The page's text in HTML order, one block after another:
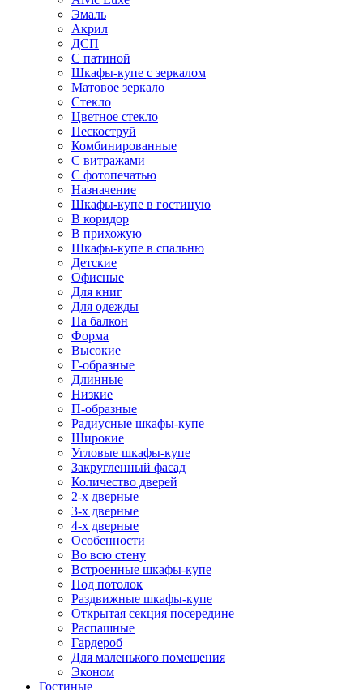
Эмаль
Акрил
ДСП
С патиной
Шкафы-купе с зеркалом
Матовое зеркало
Стекло
Цветное стекло
Пескоструй
Комбинированные
С витражами
С фотопечатью
Назначение
Шкафы-купе в гостиную
В коридор
В прихожую
Шкафы-купе в спальню
Детские
Офисные
Для книг
Для одежды
На балкон
Форма
Высокие
Г-образные
Длинные
Низкие
П-образные
Радиусные шкафы-купе
Широкие
Угловые шкафы-купе
Закругленный фасад
Количество дверей
2-х дверные
3-х дверные
4-х дверные
Особенности
Во всю стену
Встроенные шкафы-купе
Под потолок
Раздвижные шкафы-купе
Открытая секция посередине
Распашные
Гардероб
Для маленького помещения
Эконом
Гостиные